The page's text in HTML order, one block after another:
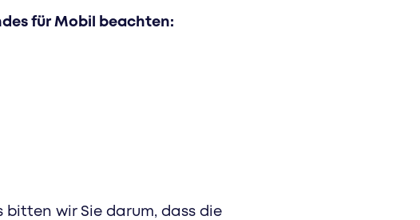
für Mobil beachten:
bitten wir Sie darum, dass die